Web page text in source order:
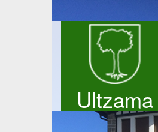
Ultzama